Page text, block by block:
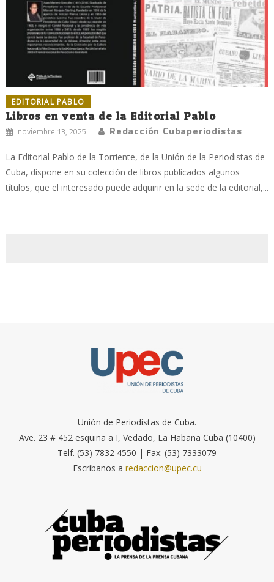
EDITORIAL PABLO
Libros en venta de la Editorial Pablo
noviembre 13, 2025 Redacción Cubaperiodistas
La Editorial Pablo de la Torriente, de la Unión de la Periodistas de
Cuba, dispone en su colección de libros publicados algunos
títulos, que el interesado puede adquirir en la sede de la editorial,...
Unión de Periodistas de Cuba.
Ave. 23 # 452 esquina a I, Vedado, La Habana Cuba (10400)
Telf. (53) 7832 4550 | Fax: (53) 7333079
Escríbanos a redaccion@upec.cu